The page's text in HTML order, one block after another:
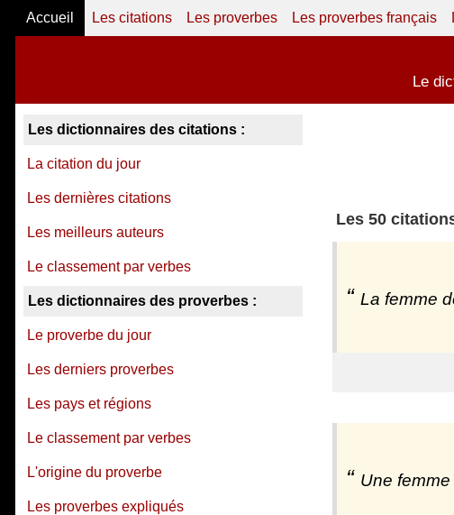
Accueil Les citations Les proverbes Les proverbes français
Le
Les 50
La femme
Une
Les dictionnaires des citations :
La citation du jour
Les dernières citations
Les meilleurs auteurs
Le classement par verbes
Les dictionnaires des proverbes :
Le proverbe du jour
Les derniers proverbes
Les pays et régions
Le classement par verbes
L'origine du proverbe
Les proverbes expliqués